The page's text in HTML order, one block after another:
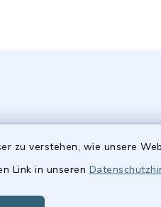
zu verstehen, wie unsere
Link in unseren